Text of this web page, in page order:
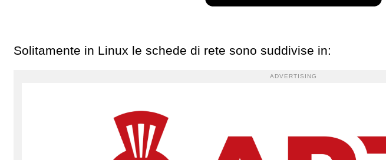
Solitamente in Linux le schede di rete sono suddivise in:
ADVERTISING